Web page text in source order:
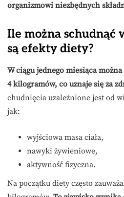
organizmowi niezbędnych
Ile można schudnąć
są efekty diety?
W ciągu jednego miesiąca
4 kilogramów, co uznaje się za
chudnięcia uzależnione jest od
jak:
wyjściowa masa ciała,
nawyki żywieniowe,
aktywność fizyczna.
Na początku diety często